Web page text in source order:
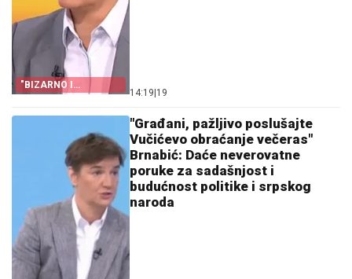
"BIZARNO I
PODMUKLO"
14:19 19
"Građani, pažljivo poslušajte
Vučićevo obraćanje večeras"
Brnabić: Daće neverovatne
poruke za sadašnjost i
budućnost politike i srpskog
naroda